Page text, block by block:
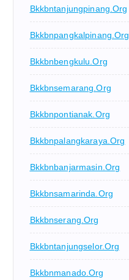
Bkkbntanjungpinang.org
Bkkbnpangkalpinang.org
Bkkbnbengkulu.org
Bkkbnsemarang.org
Bkkbnpontianak.org
Bkkbnpalangkaraya.org
Bkkbnbanjarmasin.org
Bkkbnsamarinda.org
Bkkbnserang.org
Bkkbntanjungselor.org
Bkkbnmanado.org